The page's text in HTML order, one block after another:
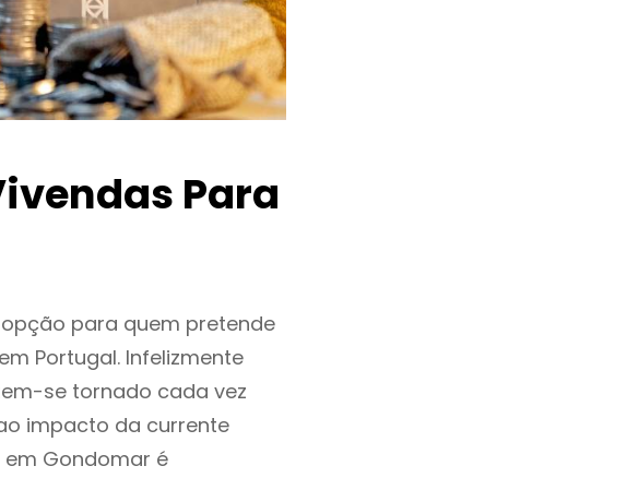
Para
para quem pretende
Portugal. Infelizmente
se tornado cada vez
impacto da currente
Gondomar é